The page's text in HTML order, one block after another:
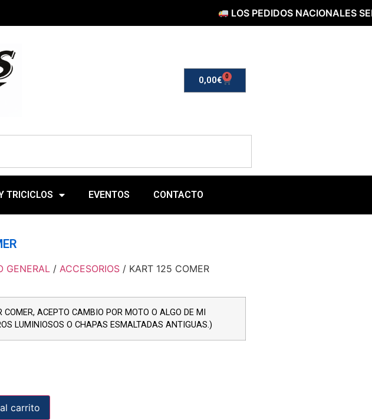
LOS PEDIDOS NACIONALES SERÁN
0,00€ 0
TRICICLOS EVENTOS CONTACTO
GENERAL / ACCESORIOS / KART 125 COMER
COMER, ACEPTO CAMBIO POR MOTO O ALGO DE MI
LUMINIOSOS O CHAPAS ESMALTADAS ANTIGUAS.)
carrito